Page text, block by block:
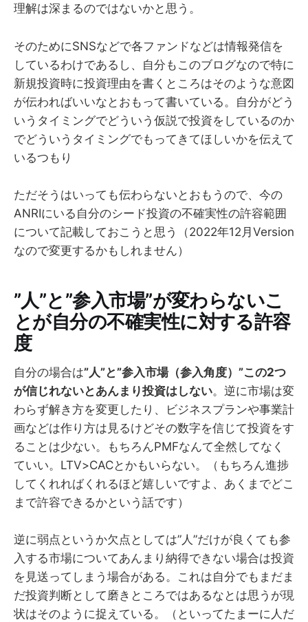
理解は深まるのではないかと思う。
そのためにSNSなどで各ファンドなどは情報発信を
しているわけであるし、自分もこのブログなので特に
新規投資時に投資理由を書くところはそのような意図
が伝わればいいなとおもって書いている。自分がどう
いうタイミングでどういう仮説で投資をしているのか
でどういうタイミングでもってきてほしいかを伝えて
いるつもり
ただそうはいっても伝わらないとおもうので、今の
ANRIにいる自分のシード投資の不確実性の許容範囲
について記載しておこうと思う（2022年12月Version
なので変更するかもしれません）
”人”と”参入市場”が変わらないこ
とが自分の不確実性に対する許容
度
自分の場合は”人”と”参入市場（参入角度）”この2つ
が信じれないとあんまり投資はしない。逆に市場は変
わらず解き方を変更したり、ビジネスプランや事業計
画などは作り方は見るけどその数字を信じて投資をす
ることは少ない。もちろんPMFなんて全然してなく
ていい。LTV>CACとかもいらない。（もちろん進捗
してくれればくれるほど嬉しいですよ、あくまでどこ
まで許容できるかという話です）
逆に弱点というか欠点としては”人”だけが良くても参
入する市場についてあんまり納得できない場合は投資
を見送ってしまう場合がある。これは自分でもまだま
だ投資判断として磨きところではあるなとは思うが現
状はそのように捉えている。（といってたまーに人だ